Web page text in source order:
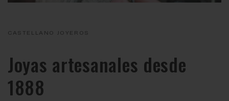
CASTELLANO JOYEROS
Joyas artesanales desde
1888